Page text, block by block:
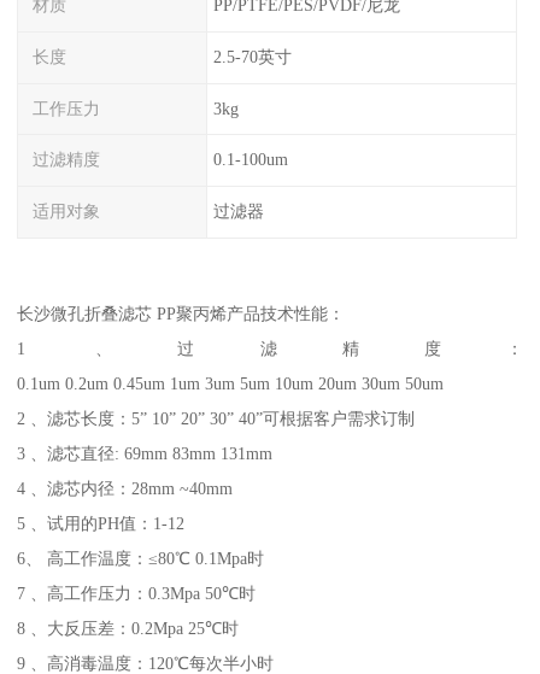
材质 PP/PTFE/PES/PVDF/尼龙
长度 2.5-70英寸
工作压力 3kg
过滤精度 0.1-100um
适用对象 过滤器
长沙微孔折叠滤芯 PP聚丙烯产品技术性能：
1 、过滤精度：
0.1um 0.2um 0.45um 1um 3um 5um 10um 20um 30um 50um
2 、滤芯长度：5” 10” 20” 30” 40”可根据客户需求订制
3 、滤芯直径: 69mm 83mm 131mm
4 、滤芯内径：28mm ~40mm
5 、试用的PH值：1-12
6、 高工作温度：≤80℃ 0.1Mpa时
7 、高工作压力：0.3Mpa 50℃时
8 、大反压差：0.2Mpa 25℃时
9 、高消毒温度：120℃每次半小时